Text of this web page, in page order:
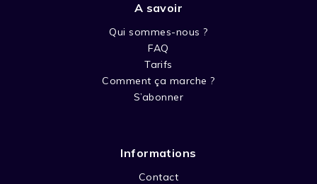
A savoir
Qui sommes-nous ?
FAQ
Tarifs
Comment ça marche ?
S’abonner
Informations
Contact